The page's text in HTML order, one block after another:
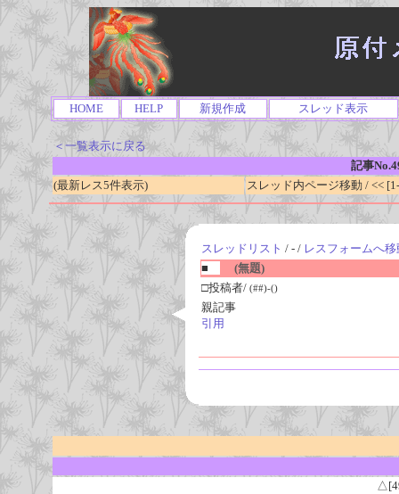
HOME HELP 新規作成 スレッド表示
＜一覧表示に戻る
記事
(最新レス5件表示)
スレッド内ページ移動 / <<
スレッドリスト / - / レスフォームへ移
■
(無題)
□投稿者/ (##)-()
親記事
引用